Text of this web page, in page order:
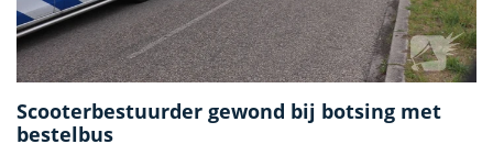
Scooterbestuurder gewond bij botsing met
bestelbus